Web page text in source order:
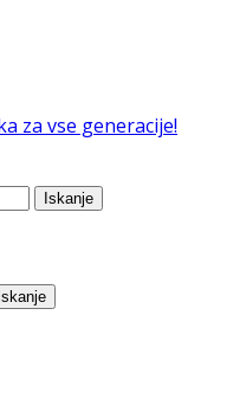
Iskanje
Iskanje